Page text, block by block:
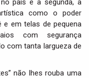
país e a segunda, a
como o poder
e em telas de pequena
com segurança
com tanta largueza de
não lhes rouba uma